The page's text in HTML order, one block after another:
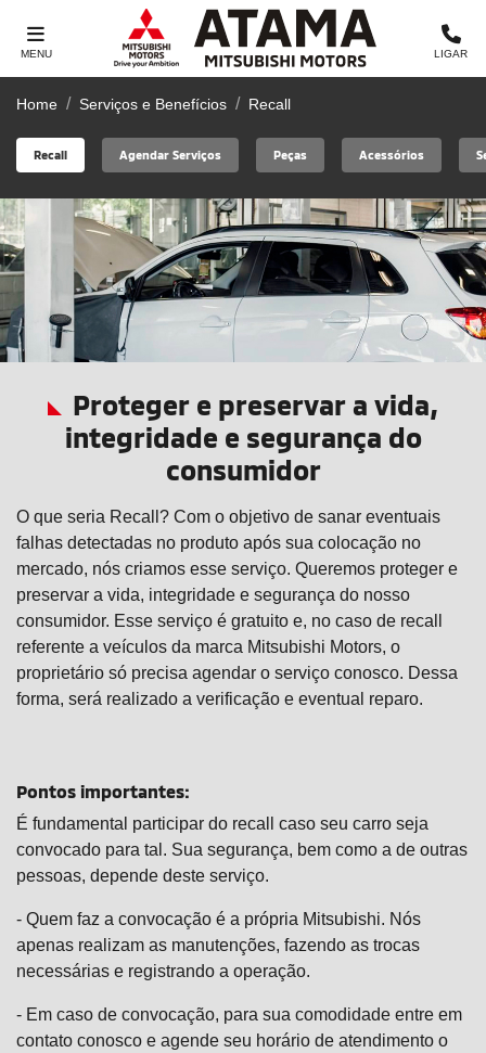
MENU LIGAR
Home Serviços e Benefícios Recall
Agendar Serviços Peças Acessórios
Recall
Proteger e preservar a vida,
integridade e segurança do
consumidor
O que seria Recall? Com o objetivo de sanar eventuais
falhas detectadas no produto após sua colocação no
mercado, nós criamos esse serviço. Queremos proteger e
preservar a vida, integridade e segurança do nosso
consumidor. Esse serviço é gratuito e, no caso de recall
referente a veículos da marca Mitsubishi Motors, o
proprietário só precisa agendar o serviço conosco. Dessa
forma, será realizado a verificação e eventual reparo.
Pontos importantes:
É fundamental participar do recall caso seu carro seja
convocado para tal. Sua segurança, bem como a de outras
pessoas, depende deste serviço.
- Quem faz a convocação é a própria Mitsubishi. Nós
apenas realizam as manutenções, fazendo as trocas
necessárias e registrando a operação.
- Em caso de convocação, para sua comodidade entre em
contato conosco e agende seu horário de atendimento o